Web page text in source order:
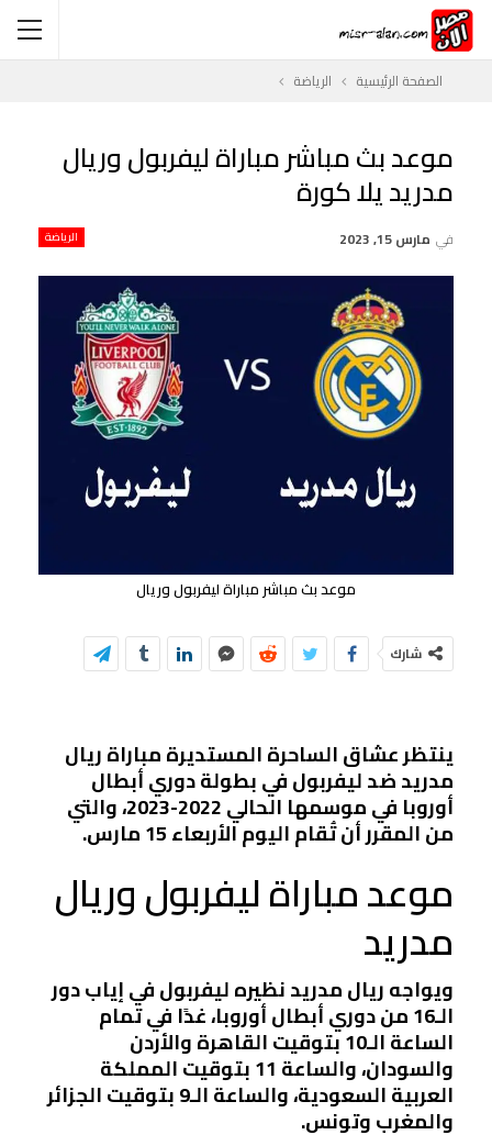
الصفحة الرئيسية الرياضة
موعد بث مباشر مباراة ليفربول وريال
مدريد يلا كورة
الرياضة في مارس 15, 2023
موعد بث مباشر مباراة ليفربول وريال
شارك
ينتظر عشاق الساحرة المستديرة مباراة ريال
مدريد ضد ليفربول في بطولة دوري أبطال
أوروبا في موسمها الحالي 2022-2023، والتي
من المقرر أن تُقام اليوم الأربعاء 15 مارس.
موعد مباراة ليفربول وريال
مدريد
ويواجه ريال مدريد نظيره ليفربول في إياب دور
الـ16 من دوري أبطال أوروبا، غدًا في تمام
الساعة الـ10 بتوقيت القاهرة والأردن
والسودان، والساعة 11 بتوقيت المملكة
العربية السعودية، والساعة الـ9 بتوقيت الجزائر
والمغرب وتونس.